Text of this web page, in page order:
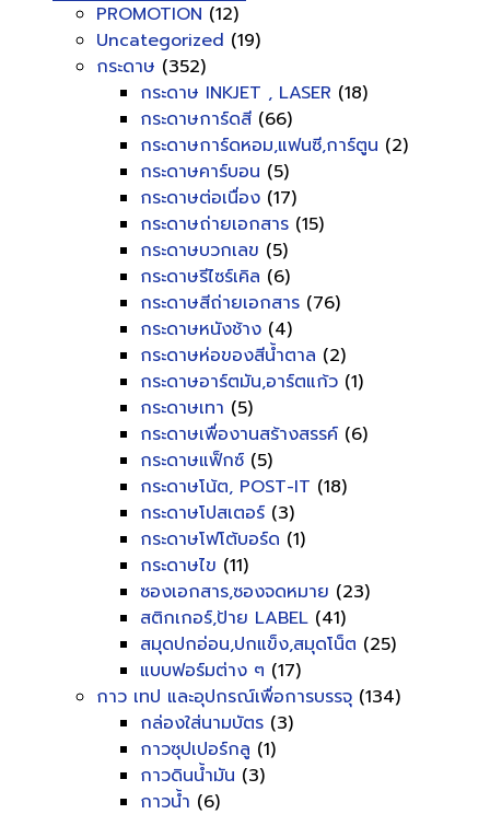
PROMOTION (12)
Uncategorized (19)
กระดาษ (352)
กระดาษ INKJET , LASER (18)
กระดาษการ์ดสี (66)
กระดาษการ์ดหอม,แฟนซี,การ์ตูน (2)
กระดาษคาร์บอน (5)
กระดาษต่อเนื่อง (17)
กระดาษถ่ายเอกสาร (15)
กระดาษบวกเลข (5)
กระดาษรีไซร์เคิล (6)
กระดาษสีถ่ายเอกสาร (76)
กระดาษหนังช้าง (4)
กระดาษห่อของสีน้ำตาล (2)
กระดาษอาร์ตมัน,อาร์ตแก้ว (1)
กระดาษเทา (5)
กระดาษเพื่องานสร้างสรรค์ (6)
กระดาษแฟ็กซ์ (5)
กระดาษโน้ต, POST-IT (18)
กระดาษโปสเตอร์ (3)
กระดาษโฟโต้บอร์ด (1)
กระดาษไข (11)
ซองเอกสาร,ซองจดหมาย (23)
สติกเกอร์,ป้าย LABEL (41)
สมุดปกอ่อน,ปกแข็ง,สมุดโน็ต (25)
แบบฟอร์มต่าง ๆ (17)
กาว เทป และอุปกรณ์เพื่อการบรรจุ (134)
กล่องใส่นามบัตร (3)
กาวซุปเปอร์กลู (1)
กาวดินน้ำมัน (3)
กาวน้ำ (6)